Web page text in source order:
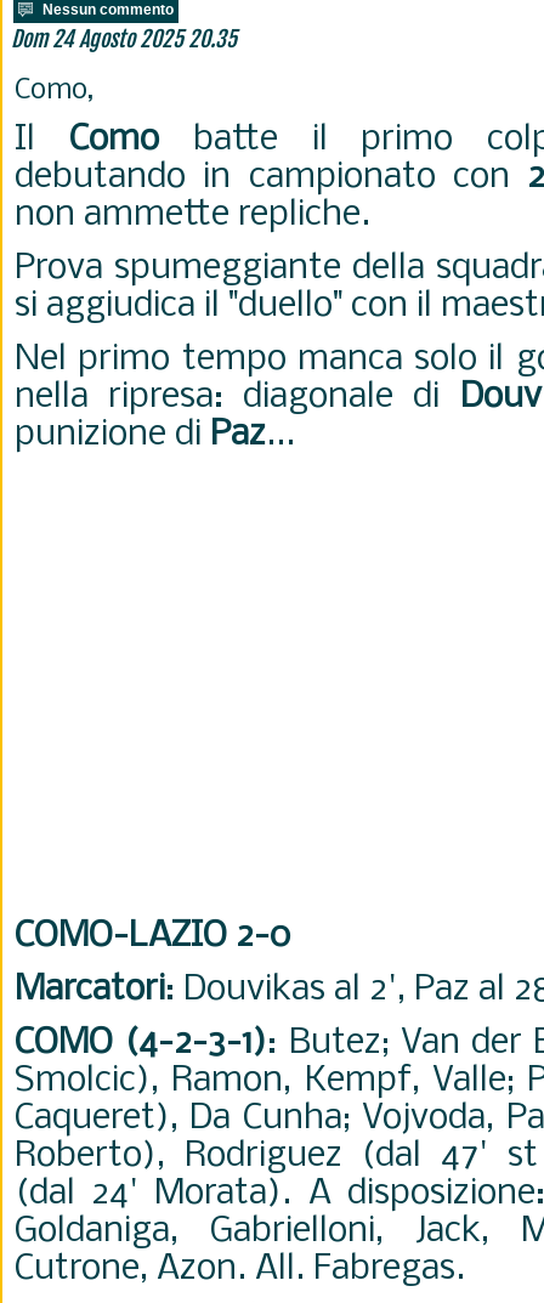
Nessun commento
Dom 24 Agosto 2025 20.35
Como,
Il Comobatte il primo
debutando in campionato con
non ammette repliche.
Prova spumeggiante della
si aggiudica il "duello" con il
Nel primo tempo manca solo il
nella ripresa: diagonale di
punizione di Paz...
COMO-LAZIO 2-0
Marcatori: Douvikas al 2', Paz al
COMO (4-2-3-1): Butez; Van der
Smolcic), Ramon, Kempf, Valle;
Caqueret), Da Cunha; Vojvoda,
Roberto), Rodriguez (dal 47'
(dal 24' Morata). A
Goldaniga, Gabrielloni, Jack,
Cutrone, Azon. All. Fabregas.